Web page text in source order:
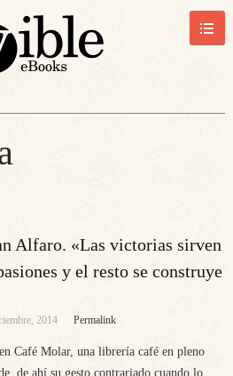
Alfaro. «Las victorias sirven
y el resto se construye
2014 Permalink
Café Molar, una librería café en pleno
de ahí su gesto contrariado cuando lo